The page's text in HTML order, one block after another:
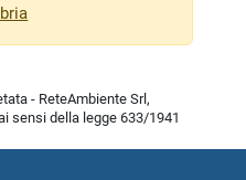
- ReteAmbiente Srl,
sensi della legge 633/1941